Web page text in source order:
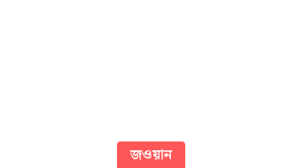
জওয়ান